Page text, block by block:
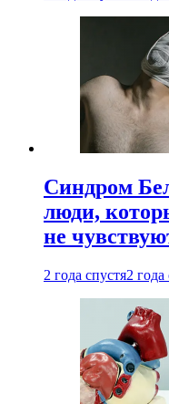
Синдром
люди,
не
2 года спустя2 года